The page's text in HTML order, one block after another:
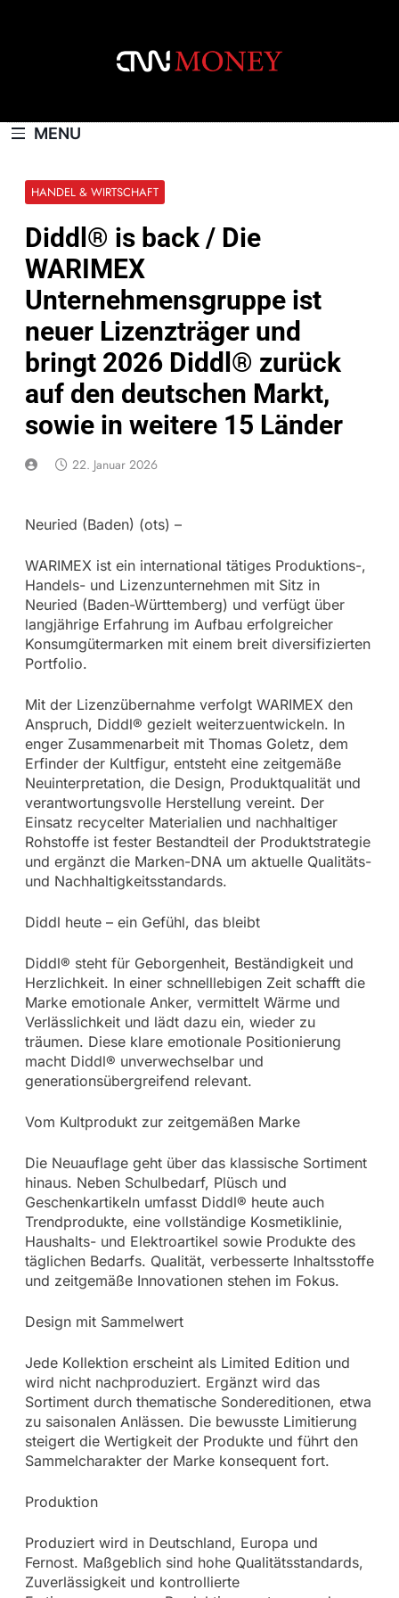
MENU
HANDEL & WIRTSCHAFT
Diddl® is back / Die
WARIMEX
Unternehmensgruppe ist
neuer Lizenzträger und
bringt 2026 Diddl® zurück
auf den deutschen Markt,
sowie in weitere 15 Länder
22. Januar 2026
Neuried (Baden) (ots) –
WARIMEX ist ein international tätiges Produktions-,
Handels- und Lizenzunternehmen mit Sitz in
Neuried (Baden-Württemberg) und verfügt über
langjährige Erfahrung im Aufbau erfolgreicher
Konsumgütermarken mit einem breit diversifizierten
Portfolio.
Mit der Lizenzübernahme verfolgt WARIMEX den
Anspruch, Diddl® gezielt weiterzuentwickeln. In
enger Zusammenarbeit mit Thomas Goletz, dem
Erfinder der Kultfigur, entsteht eine zeitgemäße
Neuinterpretation, die Design, Produktqualität und
verantwortungsvolle Herstellung vereint. Der
Einsatz recycelter Materialien und nachhaltiger
Rohstoffe ist fester Bestandteil der Produktstrategie
und ergänzt die Marken-DNA um aktuelle Qualitäts-
und Nachhaltigkeitsstandards.
Diddl heute – ein Gefühl, das bleibt
Diddl® steht für Geborgenheit, Beständigkeit und
Herzlichkeit. In einer schnelllebigen Zeit schafft die
Marke emotionale Anker, vermittelt Wärme und
Verlässlichkeit und lädt dazu ein, wieder zu
träumen. Diese klare emotionale Positionierung
macht Diddl® unverwechselbar und
generationsübergreifend relevant.
Vom Kultprodukt zur zeitgemäßen Marke
Die Neuauflage geht über das klassische Sortiment
hinaus. Neben Schulbedarf, Plüsch und
Geschenkartikeln umfasst Diddl® heute auch
Trendprodukte, eine vollständige Kosmetiklinie,
Haushalts- und Elektroartikel sowie Produkte des
täglichen Bedarfs. Qualität, verbesserte Inhaltsstoffe
und zeitgemäße Innovationen stehen im Fokus.
Design mit Sammelwert
Jede Kollektion erscheint als Limited Edition und
wird nicht nachproduziert. Ergänzt wird das
Sortiment durch thematische Sondereditionen, etwa
zu saisonalen Anlässen. Die bewusste Limitierung
steigert die Wertigkeit der Produkte und führt den
Sammelcharakter der Marke konsequent fort.
Produktion
Produziert wird in Deutschland, Europa und
Fernost. Maßgeblich sind hohe Qualitätsstandards,
Zuverlässigkeit und kontrollierte